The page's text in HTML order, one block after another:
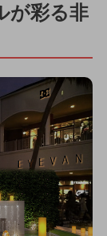
が彩る非